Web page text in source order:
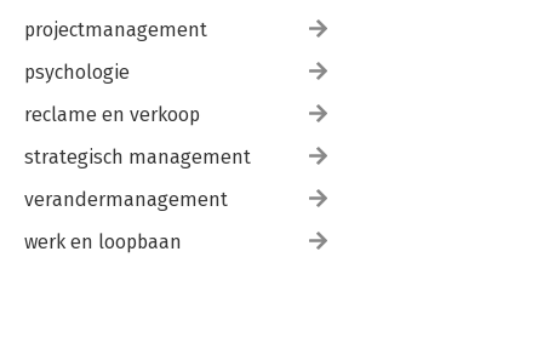
projectmanagement
psychologie
reclame en verkoop
strategisch management
verandermanagement
werk en loopbaan